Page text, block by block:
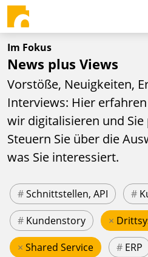
Im Fokus
News plus Views
Vorstöße, Neuigkeiten,
Interviews: Hier
wir digitalisieren und
Steuern Sie über die
was Sie interessiert.
#Schnittstellen, API #
# Kundenstory ×
× Shared Service # ERP